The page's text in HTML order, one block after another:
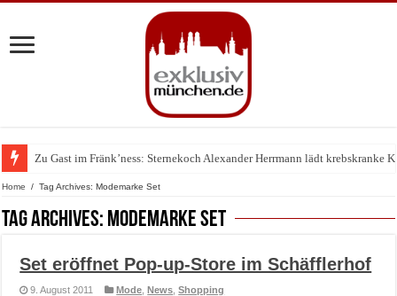
Zu Gast im Fränk’ness: Sternekoch Alexander Herrmann lädt krebskranke
Warum München gerade zum Treffpunkt der Lingerie-Branche wurde
Home / Tag Archives: Modemarke Set
Tag Archives: Modemarke Set
Set eröffnet Pop-up-Store im Schäfflerhof
9. August 2011 Mode ,News ,Shopping